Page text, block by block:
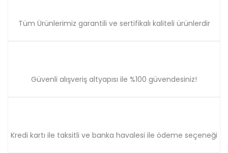
Tüm Ürünlerimiz garantili ve sertifikalı kaliteli ürünlerdir
Güvenli alışveriş altyapısı ile %100 güvendesiniz!
Kredi kartı ile taksitli ve banka havalesi ile ödeme seçeneği